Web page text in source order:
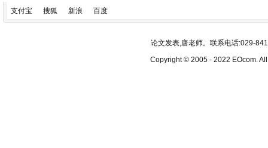
支付宝 搜狐 新浪 百度
论文发表,唐老师。联系电话:029-
Copyright © 2005 - 2022 EOcom.